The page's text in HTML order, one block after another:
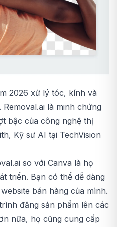
2026 xử lý tóc, kính và
là minh chứng
bậc của công nghệ thị
Kỹ sư AI tại TechVision
so với Canva là họ
triển. Bạn có thể dễ dàng
bán hàng của mình.
đăng sản phẩm lên các
nữa, họ cũng cung cấp